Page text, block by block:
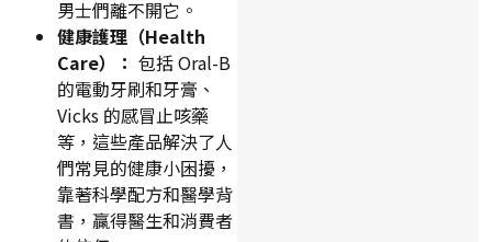
男士們離不開它。
健康護理（Health
Care）： 包括 Oral-B
的電動牙刷和牙膏、
Vicks 的感冒止咳藥
等，這些產品解決了人
們常見的健康小困擾，
靠著科學配方和醫學背
書，贏得醫生和消費者